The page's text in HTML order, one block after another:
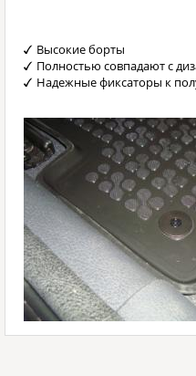
Высокие борты
Полностью совпадают с
Надежные фиксаторы к